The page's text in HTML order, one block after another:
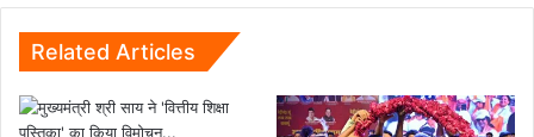
की
बड़ी
कार्रवाई,
05
Related Articles